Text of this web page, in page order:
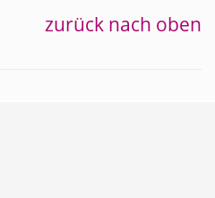
zurück nach oben